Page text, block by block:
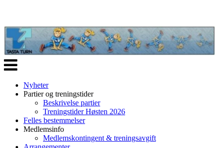
Veksle
navigasjon
Nyheter
Partier og treningstider
Beskrivelse partier
Treningstider Høsten 2026
Felles bestemmelser
Medlemsinfo
Medlemskontingent & treningsavgift